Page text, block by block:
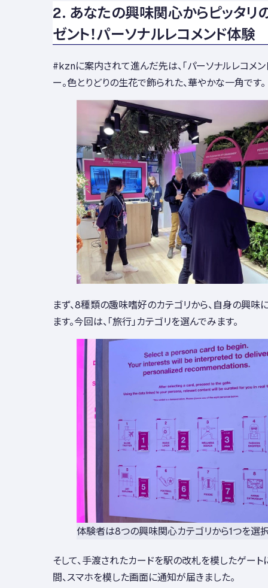
2. あなたの興味関心からピッタリ
ゼント！パーソナルレコメンド体験
#kznに案内されて進んだ先は、「パーソナルレコメン
ー。色とりどりの生花で飾られた、華やかな一角です。
まず、8種類の趣味嗜好のカテゴリから、自身の興味
ます。今回は、「旅行」カテゴリを選んでみます。
体験者は8つの興味関心カテゴリから1つを選
そして、手渡されたカードを駅の改札を模したゲート
間、スマホを模した画面に通知が届きました。